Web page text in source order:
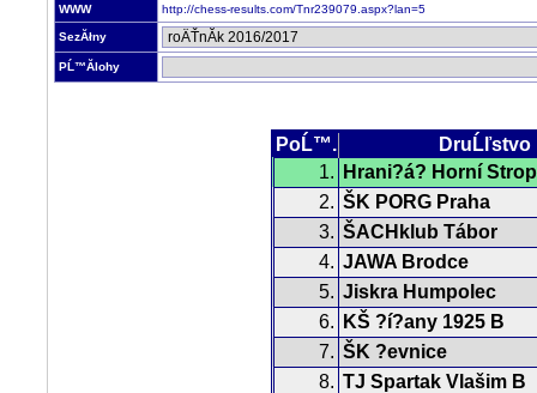
WWW http://chess-results.com/Tnr239079.aspx?lan=5
SezĂłny
PĹ™Ă­lohy
PoĹ™.
DruĹľstvo
1.
Hrani?á? Horní
2. ŠK PORG Praha
3. ŠACHklub Tábor
4. JAWA Brodce
5. Jiskra Humpolec
6.
KŠ ?í?any 1925 B
7. ŠK ?evnice
8. TJ Spartak Vlašim B